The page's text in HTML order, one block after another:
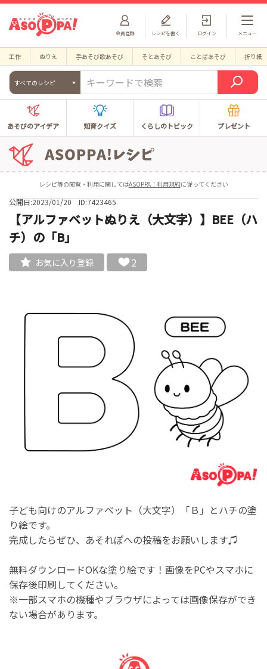
会員登録 ログイン
レシピを書く メニュー
工作 ぬりえ 手あそび歌あそび そとあそび ことばあそび 折り紙
すべてのレシピ
あそびのアイデア 知育クイズ くらしのトピック プレゼント
レシピ等の閲覧・利用に関してはASOPPA！利用規約に従ってください
公開日:2023/01/20 ID:7423465
【アルファベットぬりえ（大文字）】BEE（ハ
チ）の「B」
お気に入り登録 2
子ども向けのアルファベット（大文字）「Ｂ」とハチの塗
り絵です。
完成したらぜひ、あそれぽへの投稿をお願いします♫
無料ダウンロードOKな塗り絵です！画像をPCやスマホに
保存後印刷してください。
※一部スマホの機種やブラウザによっては画像保存ができ
ない場合があります。